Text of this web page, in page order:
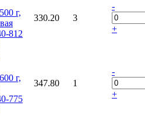
г,
812
330.20 3
-
+
г,
775
347.80 1
-
+